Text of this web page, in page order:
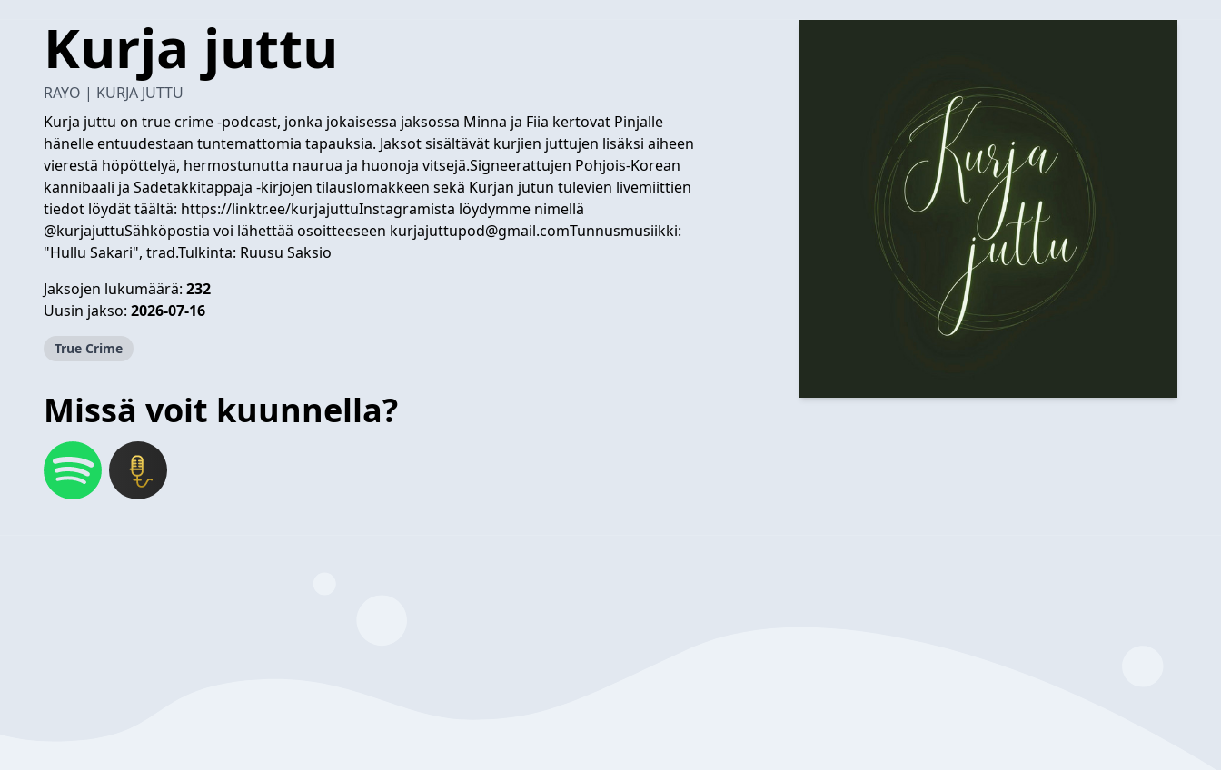
Kurja juttu
RAYO | KURJA JUTTU
Kurja juttu on true crime -podcast, jonka jokaisessa jaksossa Minna ja Fiia kertovat Pinjalle
hänelle entuudestaan tuntemattomia tapauksia. Jaksot sisältävät kurjien juttujen lisäksi aiheen
vierestä höpöttelyä, hermostunutta naurua ja huonoja vitsejä.Signeerattujen Pohjois-Korean
kannibaali ja Sadetakkitappaja -kirjojen tilauslomakkeen sekä Kurjan jutun tulevien livemiittien
tiedot löydät täältä: https://linktr.ee/kurjajuttuInstagramista löydymme nimellä
@kurjajuttuSähköpostia voi lähettää osoitteeseen kurjajuttupod@gmail.comTunnusmusiikki:
"Hullu Sakari", trad.Tulkinta: Ruusu Saksio
Jaksojen lukumäärä: 232
Uusin jakso: 2026-07-16
True Crime
Missä voit kuunnella?